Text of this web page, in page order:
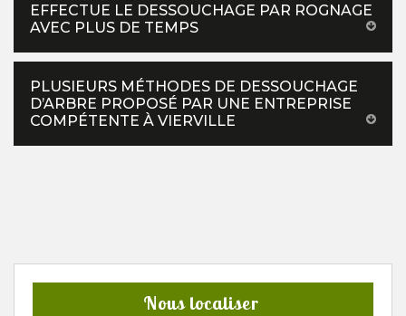
EFFECTUE LE DESSOUCHAGE PAR ROGNAGE
AVEC PLUS DE TEMPS
PLUSIEURS MÉTHODES DE DESSOUCHAGE
D’ARBRE PROPOSÉ PAR UNE ENTREPRISE
COMPÉTENTE À VIERVILLE
Nous localiser